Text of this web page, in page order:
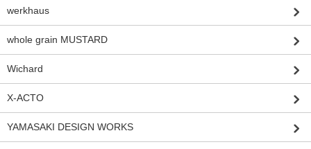
werkhaus
whole grain MUSTARD
Wichard
X-ACTO
YAMASAKI DESIGN WORKS